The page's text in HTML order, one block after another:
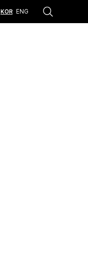
KOR ENG